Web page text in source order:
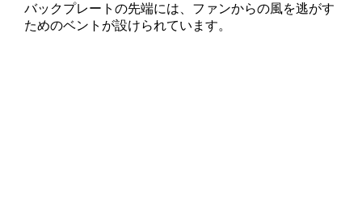
バックプレートの先端には、ファンからの風を逃がす
ためのベントが設けられています。